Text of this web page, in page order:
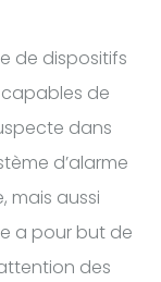
de dispositifs
de
dans
d’alarme
mais aussi
a pour but de
des